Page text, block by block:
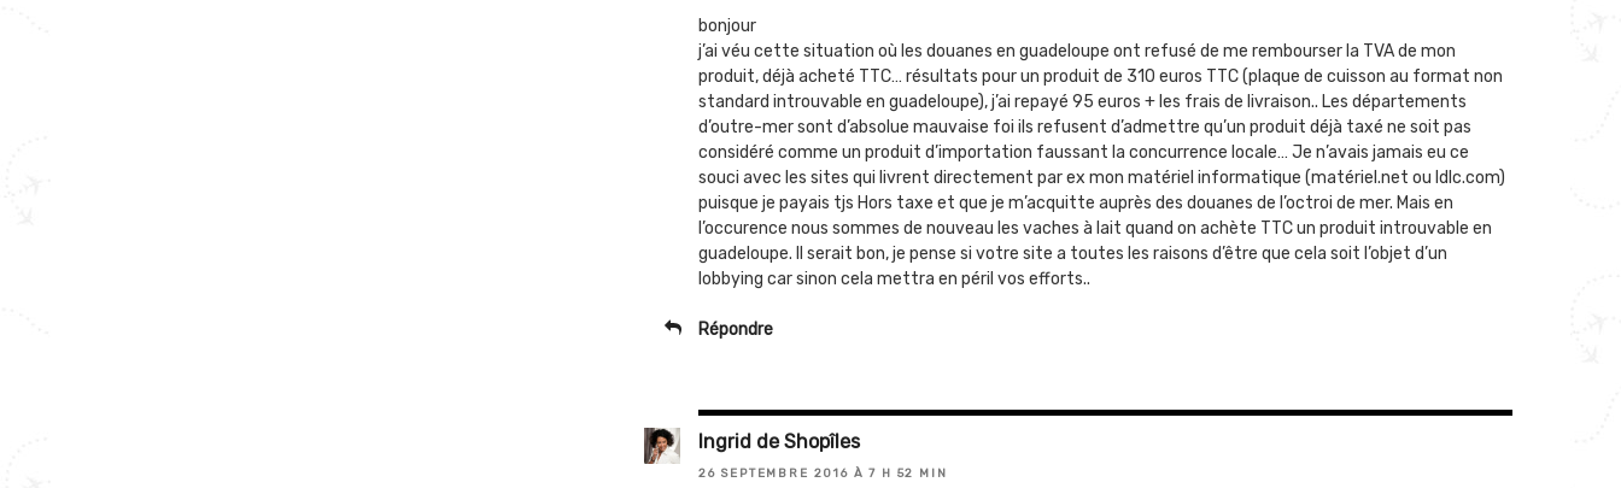
bonjour
j’ai véu cette situation où les douanes en guadeloupe ont refusé de me rembourser la TVA de mon
produit, déjà acheté TTC… résultats pour un produit de 310 euros TTC (plaque de cuisson au format non
standard introuvable en guadeloupe), j’ai repayé 95 euros + les frais de livraison.. Les départements
d’outre-mer sont d’absolue mauvaise foi ils refusent d’admettre qu’un produit déjà taxé ne soit pas
considéré comme un produit d’importation faussant la concurrence locale… Je n’avais jamais eu ce
souci avec les sites qui livrent directement par ex mon matériel informatique (matériel.net ou ldlc.com)
puisque je payais tjs Hors taxe et que je m’acquitte auprès des douanes de l’octroi de mer. Mais en
l’occurence nous sommes de nouveau les vaches à lait quand on achète TTC un produit introuvable en
guadeloupe. Il serait bon, je pense si votre site a toutes les raisons d’être que cela soit l’objet d’un
lobbying car sinon cela mettra en péril vos efforts..
Répondre
Ingrid de Shopîles
26 SEPTEMBRE 2016 À 7 H 52 MIN